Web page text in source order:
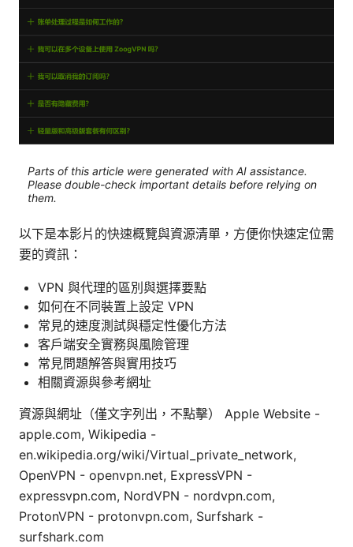
Parts of this article were generated with AI assistance.
Please double-check important details before relying on
them.
以下是本影片的快速概覽與資源清單，方便你快速定位需
要的資訊：
VPN 與代理的區別與選擇要點
如何在不同裝置上設定 VPN
常見的速度測試與穩定性優化方法
客戶端安全實務與風險管理
常見問題解答與實用技巧
相關資源與參考網址
資源與網址（僅文字列出，不點擊） Apple Website -
apple.com, Wikipedia -
en.wikipedia.org/wiki/Virtual_private_network,
OpenVPN - openvpn.net, ExpressVPN -
expressvpn.com, NordVPN - nordvpn.com,
ProtonVPN - protonvpn.com, Surfshark -
surfshark.com